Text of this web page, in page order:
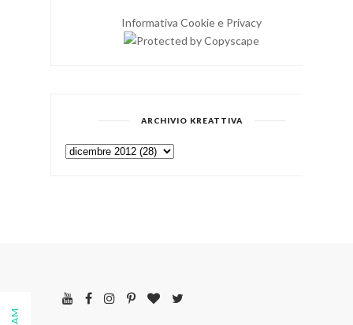
Informativa Cookie e Privacy
ARCHIVIO KREATTIVA